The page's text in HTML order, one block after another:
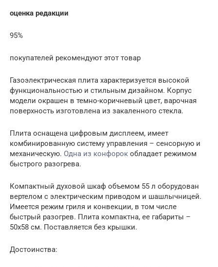
оценка редакции
95%
покупателей рекомендуют этот товар
Газоэлектрическая плита характеризуется высокой
функциональностью и стильным дизайном. Корпус
модели окрашен в темно-коричневый цвет, варочная
поверхность изготовлена из закаленного стекла.
Плита оснащена цифровым дисплеем, имеет
комбинированную систему управления – сенсорную и
механическую. Одна из конфорок обладает режимом
быстрого разогрева.
Компактный духовой шкаф объемом 55 л оборудован
вертелом с электрическим приводом и шашлычницей.
Имеется режим гриля и конвекции, в том числе
быстрый разогрев. Плита компактна, ее габариты –
50х58 см. Поставляется без крышки.
Достоинства: